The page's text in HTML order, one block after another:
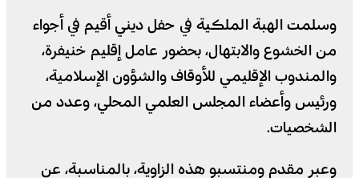
وسلمت الهبة الملكية في حفل ديني أقيم في أجواء
من الخشوع والابتهال، بحضور عامل إقليم خنيفرة،
والمندوب الإقليمي للأوقاف والشؤون الإسلامية،
ورئيس وأعضاء المجلس العلمي المحلي، وعدد من
الشخصيات.
وعبر مقدم ومنتسبو هذه الزاوية، بالمناسبة، عن